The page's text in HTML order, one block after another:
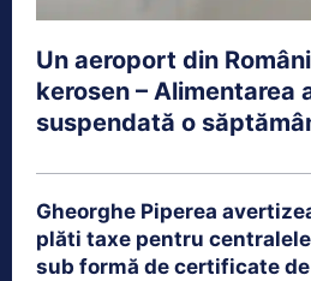
Un aeroport din
kerosen – Alimentarea
suspendată o
Gheorghe Piperea
plăti taxe pentru
sub formă de certificate de